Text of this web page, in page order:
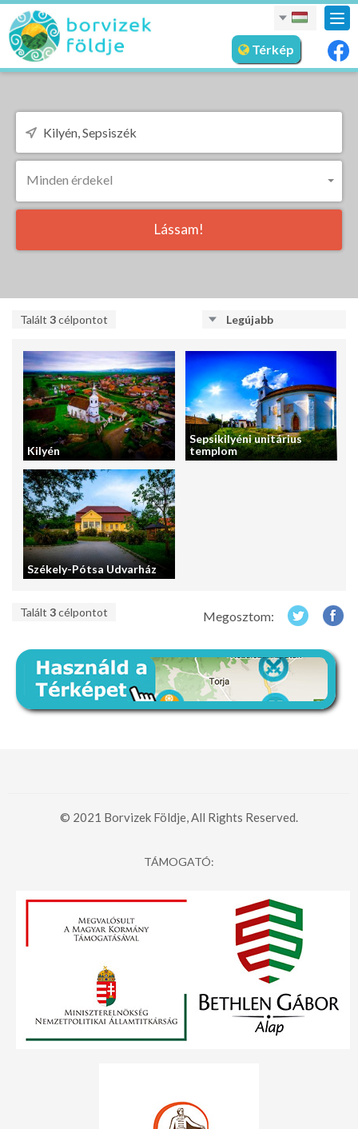
Térkép
Minden érdekel
Lássam!
Talált 3célpontot Legújabb
Kilyén
Sepsikilyéni unitárius
templom
Székely-Pótsa Udvarház
Talált 3célpontot Megosztom:
© 2021 Borvizek Földje, All Rights Reserved.
TÁMOGATÓ: